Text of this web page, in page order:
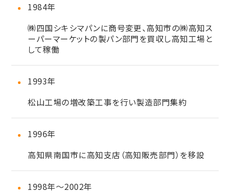
1984年
㈱四国シキシマパンに商号変更、高知市の㈱高知ス
ーパーマーケットの製パン部門を買収し高知工場と
して稼働
1993年
松山工場の増改築工事を行い製造部門集約
1996年
高知県南国市に高知支店（高知販売部門）を移設
1998年～2002年